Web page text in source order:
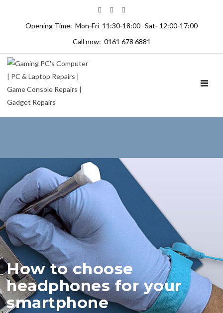
Opening Time: Mon‑Fri 11:30‑18:00 Sat‑ 12:00‑17:00
Call now: 0161 678 6881
How to choose
headphones for your
smartphone